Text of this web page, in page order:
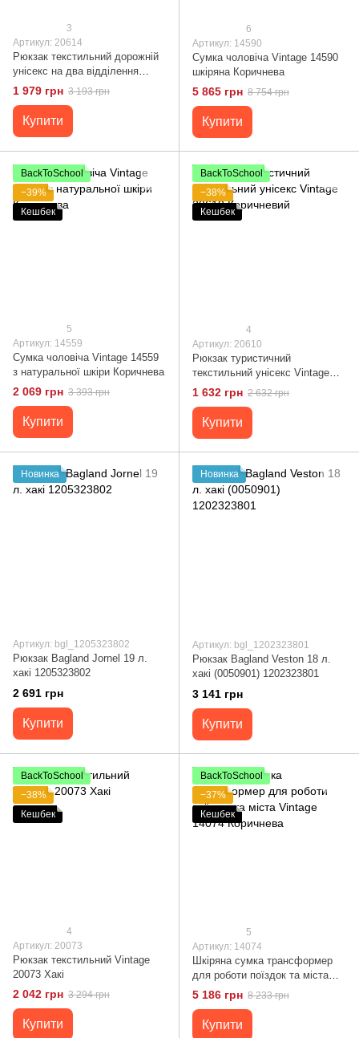
3
Артикул: 20614
Рюкзак текстильний дорожній
унісекс на два відділення
Vintage 20614 Пісочний
1 979 грн 3 193 грн
Купити
6
Артикул: 14590
Сумка чоловіча Vintage 14590
шкіряна Коричнева
5 865 грн 8 754 грн
Купити
BackToSchool
−39%
Кешбек
5
Артикул: 14559
Сумка чоловіча Vintage 14559
з натуральної шкіри Коричнева
2 069 грн 3 393 грн
Купити
BackToSchool
−38%
Кешбек
4
Артикул: 20610
Рюкзак туристичний
текстильний унісекс Vintage
20610 Коричневий
1 632 грн 2 632 грн
Купити
Новинка
Артикул: bgl_1205323802
Рюкзак Bagland Jornel 19 л.
хакі 1205323802
2 691 грн
Купити
Новинка
Артикул: bgl_1202323801
Рюкзак Bagland Veston 18 л.
хакі (0050901) 1202323801
3 141 грн
Купити
BackToSchool
−38%
Кешбек
4
Артикул: 20073
Рюкзак текстильний Vintage
20073 Хакі
2 042 грн 3 294 грн
Купити
BackToSchool
−37%
Кешбек
5
Артикул: 14074
Шкіряна сумка трансформер
для роботи поїздок та міста
Vintage 14074 Коричнева
5 186 грн 8 233 грн
Купити